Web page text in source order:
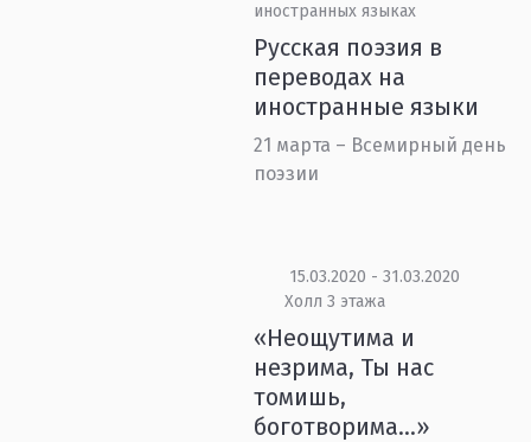
иностранных языках
Русская поэзия в
переводах на
иностранные языки
21 марта – Всемирный день
поэзии
15.03.2020 - 31.03.2020
Холл 3 этажа
«Неощутима и
незрима, Ты нас
томишь,
боготворима...»